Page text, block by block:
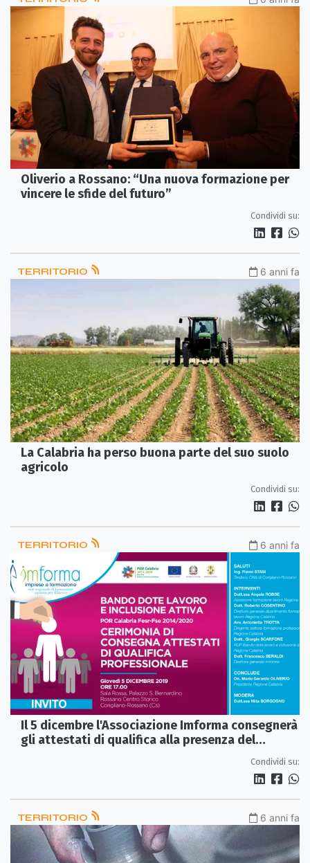
Oliverio a Rossano: “Una nuova formazione per
vincere le sfide del futuro”
Condividi su:
TERRITORIO 6 anni fa
La Calabria ha perso buona parte del suo suolo
agricolo
Condividi su:
TERRITORIO 6 anni fa
Il 5 dicembre l'Associazione Imforma consegnerà
gli attestati di qualifica alla presenza del
Condividi su:
TERRITORIO 6 anni fa